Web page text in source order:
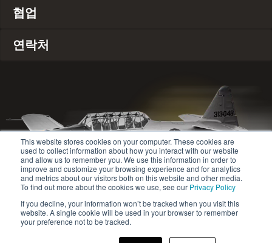
This website stores cookies on your computer. These cookies are
used to collect information about how you interact with our website
and allow us to remember you. We use this information in order to
improve and customize your browsing experience and for analytics
and metrics about our visitors both on this website and other media.
To find out more about the cookies we use, see our Privacy Policy
If you decline, your information won’t be tracked when you visit this
website. A single cookie will be used in your browser to remember
your preference not to be tracked.
협업
연락처
© 2020-2024 Safety Jogger All rights reserved
Site map
개인정보 보호정책